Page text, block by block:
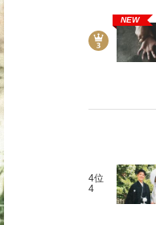
NEW
4位
4